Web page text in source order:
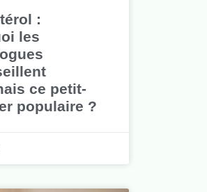
:
les
ce petit-
populaire ?